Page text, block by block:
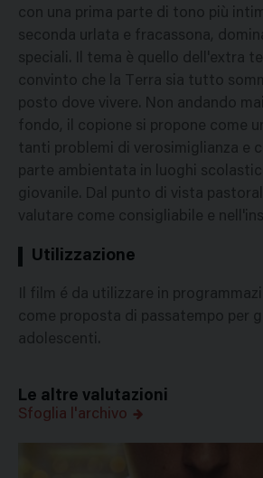
con una prima parte di tono più
seconda urlata e fracassona,
speciali. Il tema è quello dell'extra
convinto che la Terra sia tutto
posto dove vivere. Non andando
fondo, il copione si propone come
tanti problemi di verosimiglianza e
parte ambientata in luoghi
giovanile. Dal punto di vista
valutare come consigliabile e
Utilizzazione
Il film é da utilizzare in
come proposta di passatempo per
adolescenti.
Le altre valutazioni
Sfoglia l'archivo